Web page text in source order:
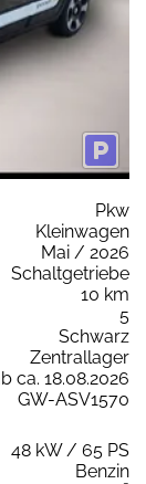
Pkw
Kleinwagen
Mai / 2026
Schaltgetriebe
10 km
5
Schwarz
Zentrallager
ca. 18.08.2026
GW-ASV1570
48 kW / 65 PS
Benzin